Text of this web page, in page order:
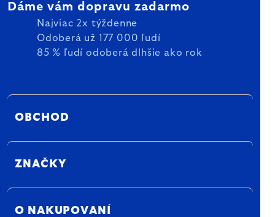
Dáme vám dopravu zadarmo
Najviac 2x týždenne
Odoberá už 177 000 ľudí
85 % ľudí odoberá dlhšie ako rok
OBCHOD
ZNAČKY
O NAKUPOVANÍ